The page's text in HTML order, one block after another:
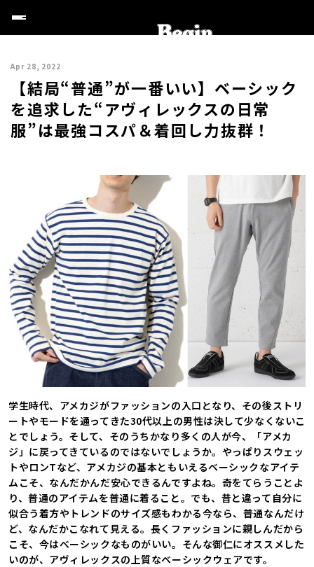
Apr 28, 2022
【結局“普通”が一番いい】ベーシック
を追求した“アヴィレックスの日常
服”は最強コスパ＆着回し力抜群！
学生時代、アメカジがファッションの入口となり、その後ストリ
ートやモードを通ってきた30代以上の男性は決して少なくないこ
とでしょう。そして、そのうちかなり多くの人が今、「アメカ
ジ」に戻ってきているのではないでしょうか。やっぱりスウェッ
トやロンTなど、アメカジの基本ともいえるベーシックなアイテ
ムこそ、なんだかんだ安心できるんですよね。奇をてらうことよ
り、普通のアイテムを普通に着ること。でも、昔と違って自分に
似合う着方やトレンドのサイズ感もわかる今なら、普通なんだけ
ど、なんだかこなれて見える。長くファッションに親しんだから
こそ、今はべーシックなものがいい。そんな御仁にオススメした
いのが、アヴィレックスの上質なベーシックウェアです。